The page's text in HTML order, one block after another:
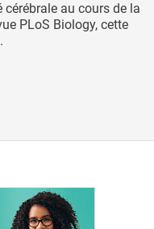
cérébrale au cours de la
PLoS Biology, cette